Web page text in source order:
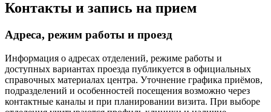
Контакты и запись на прием
Адреса, режим работы и проезд
Информация о адресах отделений, режиме работы и
доступных вариантах проезда публикуется в официальных
справочных материалах центра. Уточнение графика приёмов,
подразделений и особенностей посещения возможно через
контактные каналы и при планировании визита. При выборе